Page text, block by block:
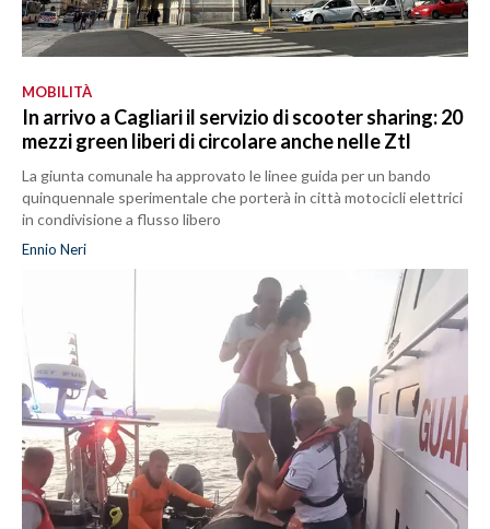
MOBILITÀ
In arrivo a Cagliari il servizio di scooter sharing: 20
mezzi green liberi di circolare anche nelle Ztl
La giunta comunale ha approvato le linee guida per un bando
quinquennale sperimentale che porterà in città motocicli elettrici
in condivisione a flusso libero
Ennio Neri